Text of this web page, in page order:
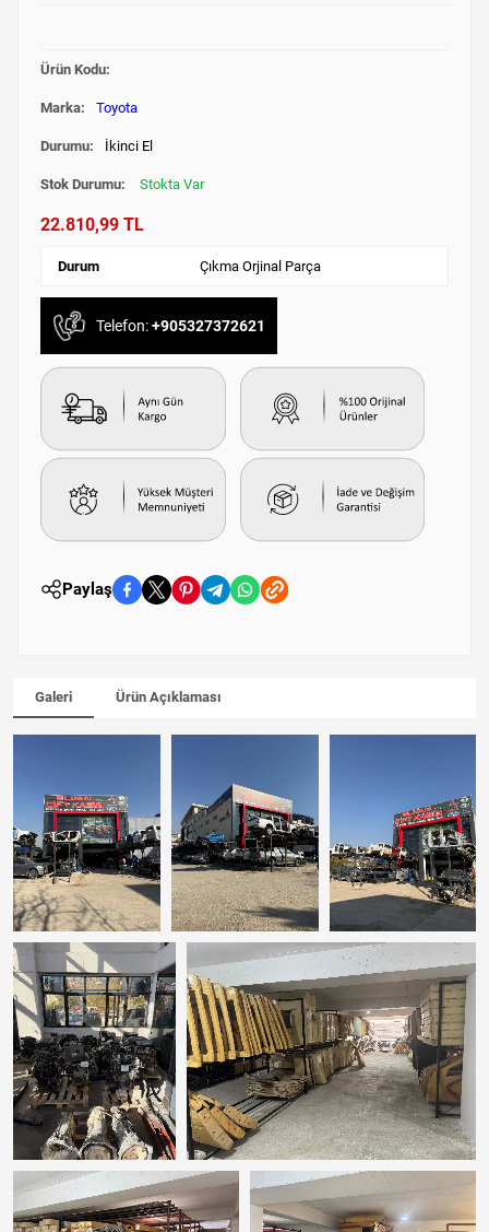
Ürün Kodu:
Marka: Toyota
Durumu: İkinci El
Stok Durumu: Stokta Var
22.810,99 TL
Durum Çıkma Orjinal Parça
Telefon:+905327372621
Paylaş
Galeri Ürün Açıklaması